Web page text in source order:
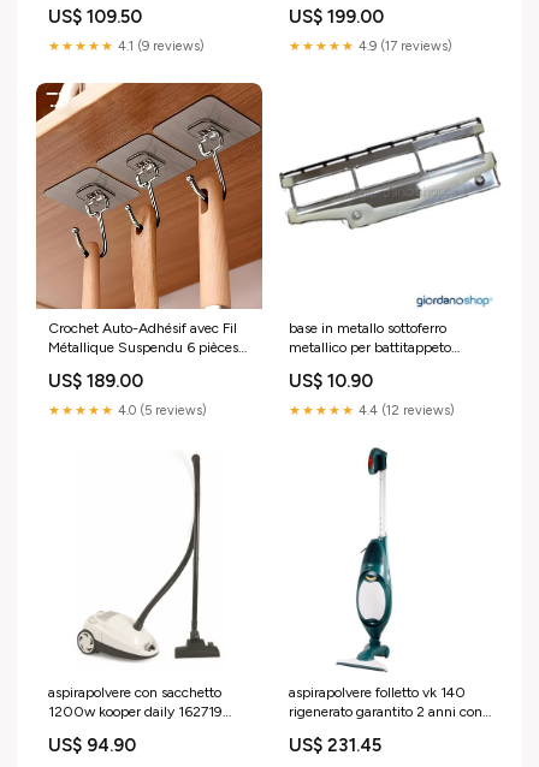
US$ 109.50
★★★★★ 4.1 (9 reviews)
US$ 199.00
★★★★★ 4.9 (17 reviews)
Crochet Auto-Adhésif avec Fil
Métallique Suspendu 6 pièces
Dhs
US$ 189.00
★★★★★ 4.0 (5 reviews)
base in metallo sottoferro
metallico per battitappeto
Titre:Default Title
US$ 10.90
★★★★★ 4.4 (12 reviews)
aspirapolvere con sacchetto
1200w kooper daily 162719
US$ 94.90
aspirapolvere folletto vk 140
rigenerato garantito 2 anni con
Titre:Default Title
US$ 231.45